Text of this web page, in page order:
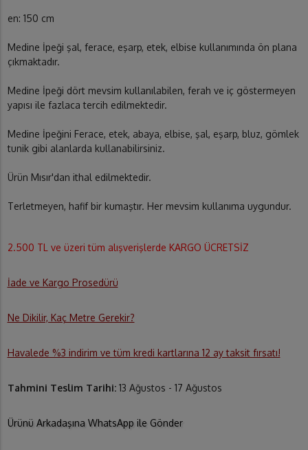
en: 150 cm
Medine İpeği şal, ferace, eşarp, etek, elbise kullanımında ön plana
çıkmaktadır.
Medine İpeği dört mevsim kullanılabilen, ferah ve iç göstermeyen
yapısı ile fazlaca tercih edilmektedir.
Medine İpeğini Ferace, etek, abaya, elbise, şal, eşarp, bluz, gömlek
tunik gibi alanlarda kullanabilirsiniz.
Ürün Mısır'dan ithal edilmektedir.
Terletmeyen, hafif bir kumaştır. Her mevsim kullanıma uygundur.
2.500 TL ve üzeri tüm alışverişlerde KARGO ÜCRETSİZ
İade ve Kargo Prosedürü
Ne Dikilir, Kaç Metre Gerekir?
Havalede %3 indirim ve tüm kredi kartlarına 12 ay taksit fırsatı!
Tahmini Teslim Tarihi: 13 Ağustos - 17 Ağustos
Ürünü Arkadaşına WhatsApp ile Gönder